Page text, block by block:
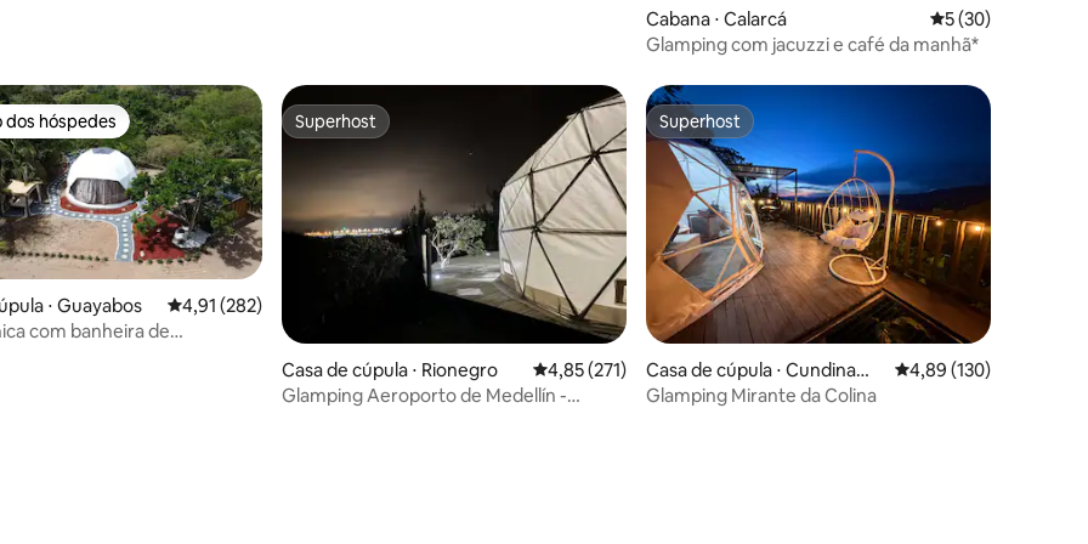
de 5, 82 avaliações Cabana ⋅ Calarcá 5 de uma
5 (30)
Glamping com jacuzzi e café da manhã*
dos hóspedes
dos hóspedes
⋅ Guayabos 4,91 de uma avaliação média de 5, 282 avaliações
4,91 (282)
com banheira de
Superhost
Superhost
Casa de cúpula ⋅ Rionegro 4,85 de uma avaliação média de 5, 271 avaliações
4,85 (271)
Glamping Aeroporto de Medellín -
Superhost
Superhost
Casa de cúpula ⋅ Cundinama
rca
4,89 de uma avaliação
4,89 (130)
Glamping Mirante da Colina